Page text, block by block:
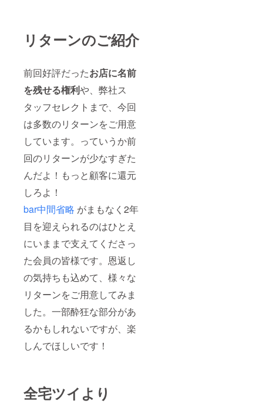
リターンのご紹介
前回好評だったお店に名前
を残せる権利や、弊社ス
タッフセレクトまで、今回
は多数のリターンをご用意
しています。っていうか前
回のリターンが少なすぎた
んだよ！もっと顧客に還元
しろよ！
bar中間省略 がまもなく2年
目を迎えられるのはひとえ
にいままで支えてくださっ
た会員の皆様です。恩返し
の気持ちも込めて、様々な
リターンをご用意してみま
した。一部酔狂な部分があ
るかもしれないですが、楽
しんでほしいです！
全宅ツイより